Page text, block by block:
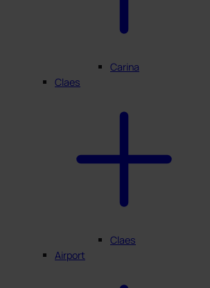
Carina
Claes
Claes
Airport